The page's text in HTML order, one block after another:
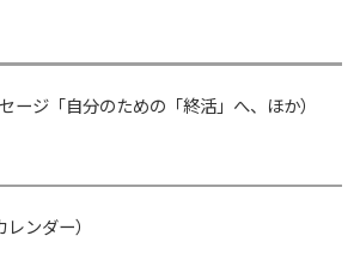
ージ「自分のための「終活」へ、ほか）
ンダー）